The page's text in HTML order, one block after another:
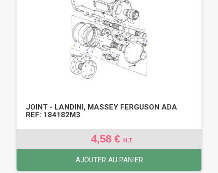
JOINT - LANDINI, MASSEY FERGUSON ADA
REF: 184182M3
4,58 € H.T
AJOUTER AU PANIER